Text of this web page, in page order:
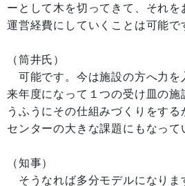
ーとして木を切ってきて、それを
運営経費にしていくことは可能で
（筒井氏）
可能です。今は施設の方へ力を
来年度になって１つの受け皿の施
うふうにその仕組みづくりをす
センターの大きな課題にもなって
（知事）
そうなれば多分モデルになりま